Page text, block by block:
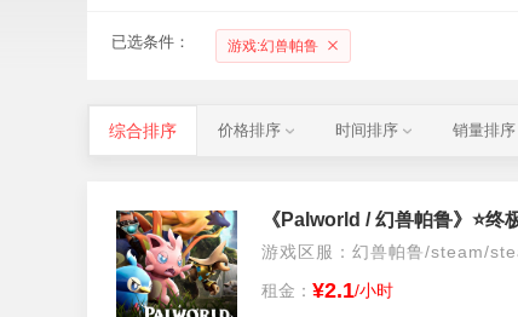
已选条件： 游戏:幻兽帕鲁
综合排序 价格排序 时间排序 销量排序
《Palworld / 幻兽帕鲁》⭐终
游戏区服：幻兽帕鲁/steam/
租金： ¥2.1/小时